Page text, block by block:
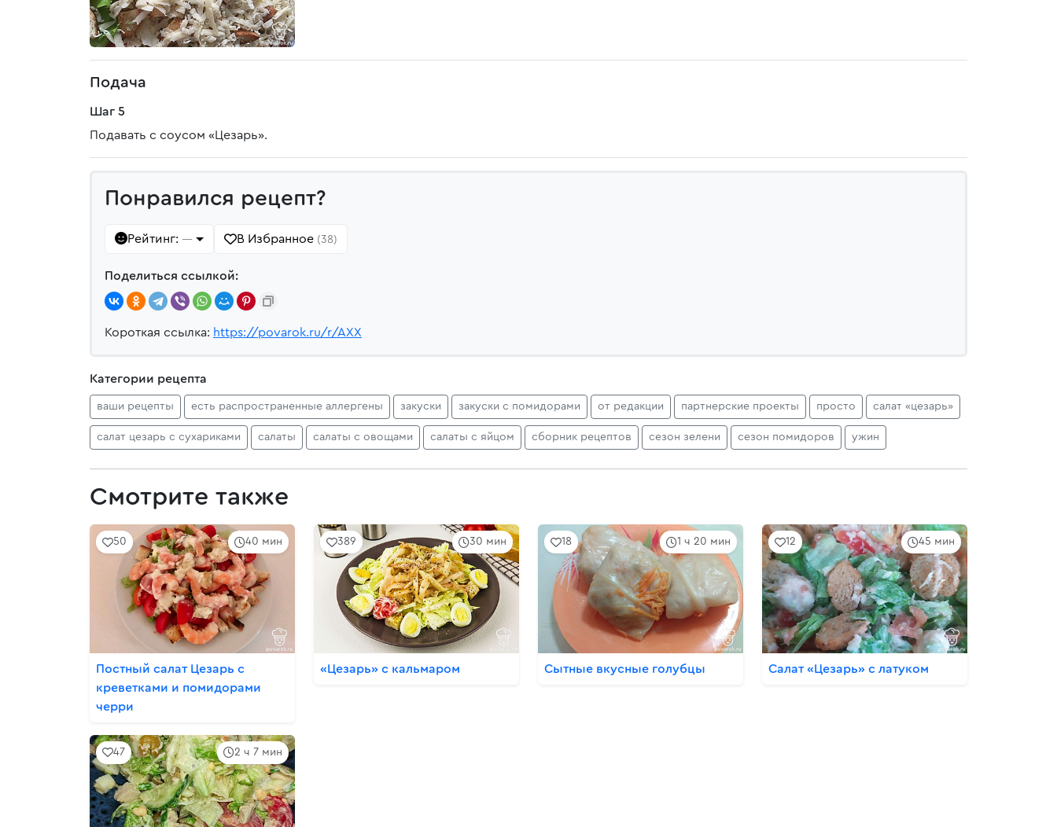
Подача
Шаг 5
Подавать с соусом «Цезарь».
Понравился рецепт?
Рейтинг: — В Избранное (38)
Поделиться ссылкой:
Короткая ссылка: https://povarok.ru/r/AXX
Категории рецепта
ваши рецепты есть распространенные аллергены закуски закуски с помидорами от редакции партнерские проекты просто салат «цезарь»
салат цезарь с сухариками салаты салаты с овощами салаты с яйцом сборник рецептов сезон зелени сезон помидоров ужин
Смотрите также
40 мин
50
Постный салат Цезарь с
креветками и помидорами
черри
30 мин
389
«Цезарь» с кальмаром
1 ч 20 мин
18
Сытные вкусные голубцы
45 мин
12
Салат «Цезарь» с латуком
2 ч 7 мин
47